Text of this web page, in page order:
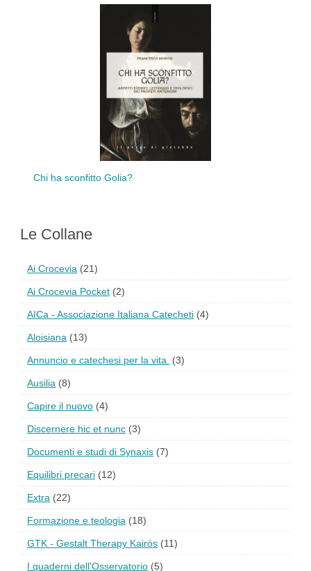
Chi ha sconfitto Golia?
Le Collane
Ai Crocevia (21)
Ai Crocevia Pocket (2)
AICa - Associazione Italiana Catecheti (4)
Aloisiana (13)
Annuncio e catechesi per la vita. (3)
Ausilia (8)
Capire il nuovo (4)
Discernere hic et nunc (3)
Documenti e studi di Synaxis (7)
Equilibri precari (12)
Extra (22)
Formazione e teologia (18)
GTK - Gestalt Therapy Kairós (11)
I quaderni dell'Osservatorio (5)